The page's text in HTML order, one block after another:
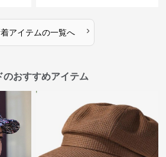
アイテムの一覧へ ›
おすすめアイテム